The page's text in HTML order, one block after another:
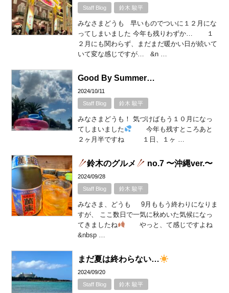
Staff Blog 鈴木 駿平
みなさまどうも 早いものでついに１２月にな
ってしまいました 今年も残りわずか… １
２月にも関わらず、まだまだ暖かい日が続いて
いて変な感じですが… &n …
Good By Summer…
2024/10/11
Staff Blog
鈴木 駿平
みなさまどうも！ 気づけばもう１０月になっ
てしまいました
今年も残すところあと
２ヶ月半ですね １日、１ヶ …
鈴木のグルメ no.7 〜沖縄ver.〜
2024/09/28
Staff Blog
鈴木 駿平
みなさま、どうも 9月ももう終わりになりま
すが、 ここ数日で一気に秋めいた気候になっ
てきましたね
やっと、て感じですよね
&nbsp …
まだ夏は終わらない…
2024/09/20
Staff Blog
鈴木 駿平